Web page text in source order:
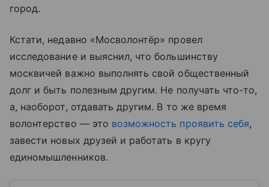
город.
Кстати, недавно «Мосволонтёр» провел
исследование и выяснил, что большинству
москвичей важно выполнять свой общественный
долг и быть полезным другим. Не получать что-то,
а, наоборот, отдавать другим. В то же время
волонтерство — это возможность проявить себя,
завести новых друзей и работать в кругу
единомышленников.